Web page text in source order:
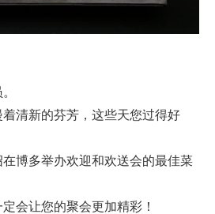
清新的芬芳，这些天您过得好
博多举办欢迎和欢送会的最佳菜
会让您的聚会更加精彩！